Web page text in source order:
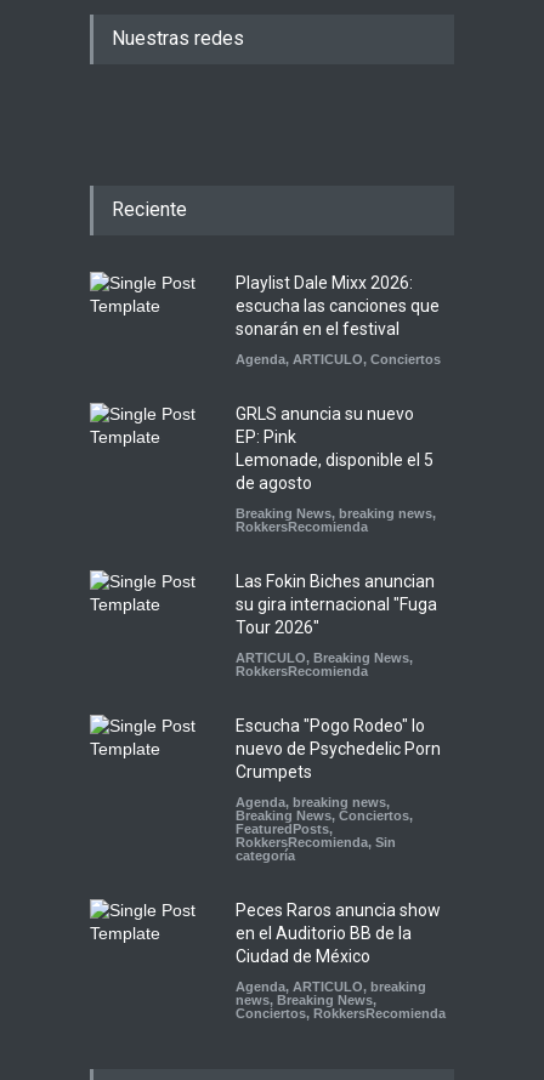
Nuestras redes
Reciente
Playlist Dale Mixx 2026:
escucha las canciones que
sonarán en el festival
Agenda, ARTICULO, Conciertos
GRLS anuncia su nuevo
EP: Pink
Lemonade, disponible el 5
de agosto
Breaking News, breaking news,
RokkersRecomienda
Las Fokin Biches anuncian
su gira internacional "Fuga
Tour 2026"
ARTICULO, Breaking News,
RokkersRecomienda
Escucha "Pogo Rodeo" lo
nuevo de Psychedelic Porn
Crumpets
Agenda, breaking news,
Breaking News, Conciertos,
FeaturedPosts,
RokkersRecomienda, Sin
categoría
Peces Raros anuncia show
en el Auditorio BB de la
Ciudad de México
Agenda, ARTICULO, breaking
news, Breaking News,
Conciertos, RokkersRecomienda